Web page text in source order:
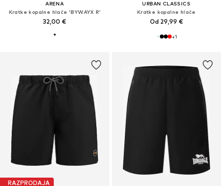
ARENA
Kratke kopalne hlače 'BYWAYX R'
32,00 €
URBAN CLASSICS
Kratke kopalne hlače
Od 29,99 €
+1
RAZPRODAJA